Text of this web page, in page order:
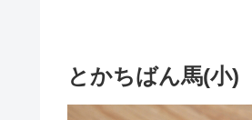
とかちばん馬(小)